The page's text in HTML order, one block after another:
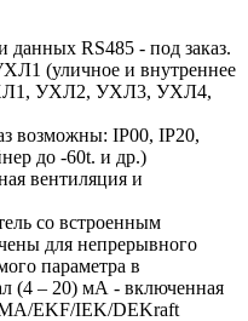
данных RS485 - под заказ.
(уличное и внутреннее
УХЛ2, УХЛ3, УХЛ4,
возможны: IP00, IP20,
до -60t. и др.)
вентиляция и
со встроенным
для непрерывного
параметра в
(4 – 20) мА - включенная
EKF/IEK/DEKraft